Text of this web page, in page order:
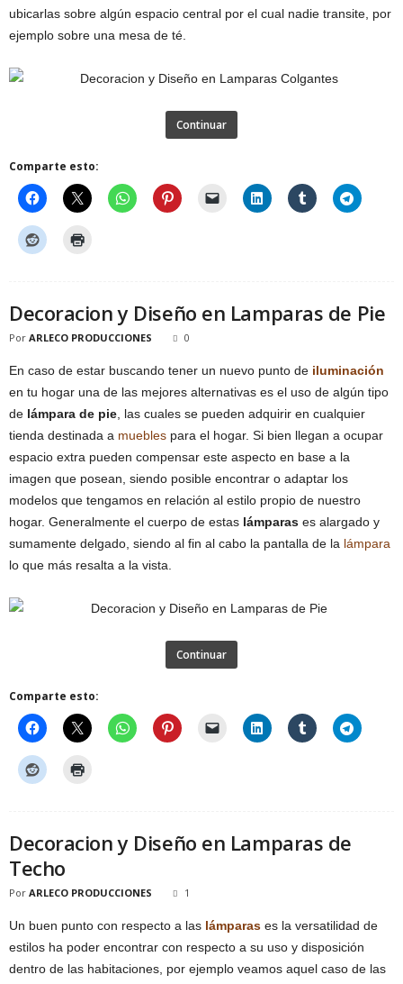
ubicarlas sobre algún espacio central por el cual nadie transite, por
ejemplo sobre una mesa de té.
Continuar
Comparte esto:
Decoracion y Diseño en Lamparas de Pie
Por ARLECO PRODUCCIONES 0
En caso de estar buscando tener un nuevo punto de iluminación
en tu hogar una de las mejores alternativas es el uso de algún tipo
de lámpara de pie , las cuales se pueden adquirir en cualquier
tienda destinada a muebles para el hogar. Si bien llegan a ocupar
espacio extra pueden compensar este aspecto en base a la
imagen que posean, siendo posible encontrar o adaptar los
modelos que tengamos en relación al estilo propio de nuestro
hogar. Generalmente el cuerpo de estas lámparas es alargado y
sumamente delgado, siendo al fin al cabo la pantalla de la lámpara
lo que más resalta a la vista.
Continuar
Comparte esto:
Decoracion y Diseño en Lamparas de
Techo
Por ARLECO PRODUCCIONES 1
Un buen punto con respecto a las lámparas es la versatilidad de
estilos ha poder encontrar con respecto a su uso y disposición
dentro de las habitaciones, por ejemplo veamos aquel caso de las